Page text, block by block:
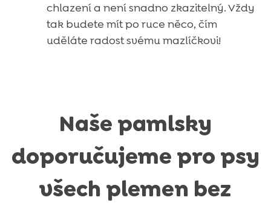
chlazení a není snadno zkazitelný. Vždy
tak budete mít po ruce něco, čím
uděláte radost svému mazlíčkovi!
Naše pamlsky
doporučujeme pro psy
všech plemen bez